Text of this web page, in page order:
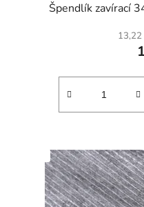
Špendlík zavírací
13,22